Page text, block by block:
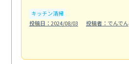
キッチン清掃
投稿日：2024/08/03
投稿者：でんでん